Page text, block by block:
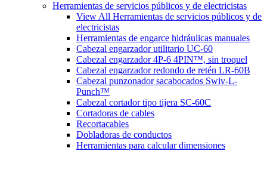
Herramientas de servicios públicos y de electricistas
View All Herramientas de servicios públicos y de
electricistas
Herramientas de engarce hidráulicas manuales
Cabezal engarzador utilitario UC-60
Cabezal engarzador 4P-6 4PIN™, sin troquel
Cabezal engarzador redondo de retén LR-60B
Cabezal punzonador sacabocados Swiv-L-
Punch™
Cabezal cortador tipo tijera SC-60C
Cortadoras de cables
Recortacables
Dobladoras de conductos
Herramientas para calcular dimensiones